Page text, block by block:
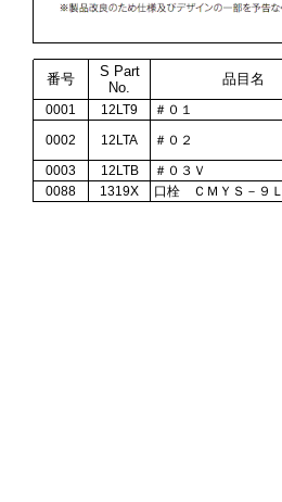
番号
S Part
No.
品目名
0001 12LT9 ＃０１
0002
12LTA ＃０２
0003
12LTB ＃０３Ｖ
0088
1319X 口栓 ＣＭＹＳ－９Ｌ